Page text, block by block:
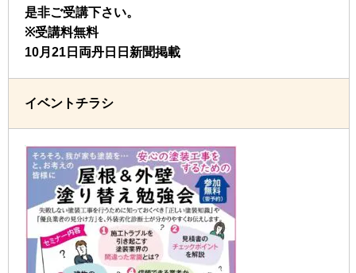
是非ご受講下さい。
※受講料無料
10月21日両丹日日新聞掲載
イベントチラシ